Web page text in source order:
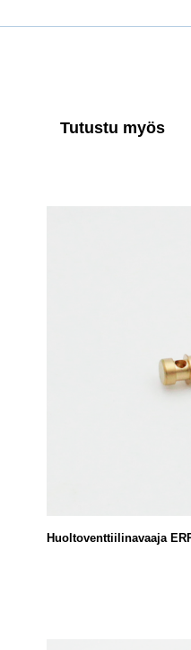
Tutustu myös
Huoltoventtiilinavaaja